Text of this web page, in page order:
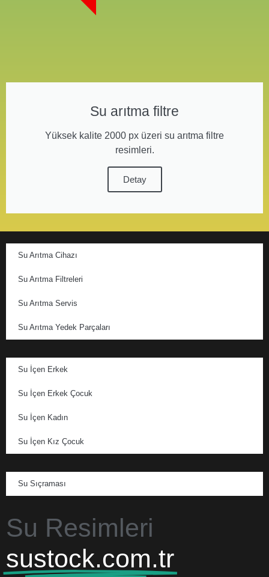
Su arıtma filtre
Yüksek kalite 2000 px üzeri su arıtma filtre
resimleri.
Detay
Su Arıtma Cihazı
Su Arıtma Filtreleri
Su Arıtma Servis
Su Arıtma Yedek Parçaları
Su İçen Erkek
Su İçen Erkek Çocuk
Su İçen Kadın
Su İçen Kız Çocuk
Su Sıçraması
Su Resimleri
sustock.com.tr